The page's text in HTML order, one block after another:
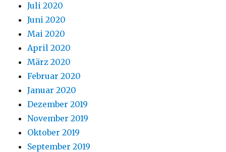
Juli 2020
Juni 2020
Mai 2020
April 2020
März 2020
Februar 2020
Januar 2020
Dezember 2019
November 2019
Oktober 2019
September 2019